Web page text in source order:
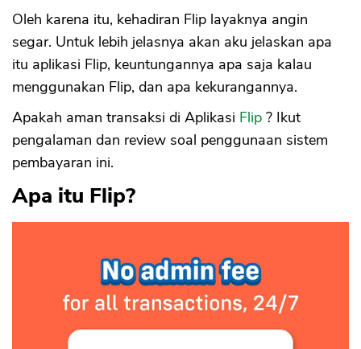
2. Kalau Ada Kegagalan Transaksi,
Pengembalian Uang Lumayan Lama
3. Proses Manual Bikin Orang Gampang
Salah Kirim
4. Layanan Customer Support Kadang
5. Tidak 24 jam Penuh untuk Semua Bank
Pakai Aplikasi Flip Worth It Gak Ya?
Oleh karena itu, kehadiran Flip layaknya angin
segar. Untuk lebih jelasnya akan aku jelaskan apa
itu aplikasi Flip, keuntungannya apa saja kalau
menggunakan Flip, dan apa kekurangannya.
Apakah aman transaksi di Aplikasi Flip ? Ikut
pengalaman dan review soal penggunaan sistem
pembayaran ini.
Apa itu Flip?